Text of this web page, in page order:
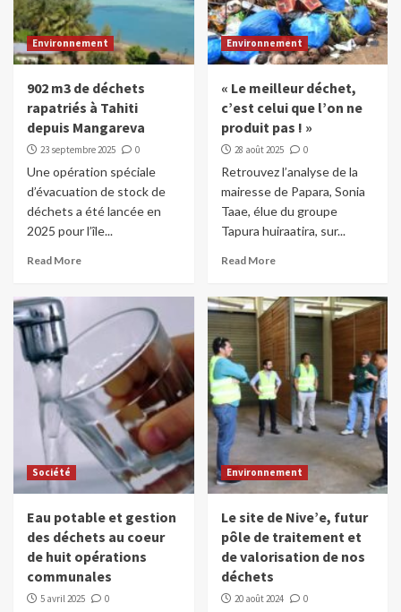
Environnement
902 m3 de déchets
rapatriés à Tahiti
depuis Mangareva
23 septembre 2025 0
Une opération spéciale
d’évacuation de stock de
déchets a été lancée en
2025 pour l’île...
Read More
Environnement
« Le meilleur déchet,
c’est celui que l’on ne
produit pas ! »
28 août 2025 0
Retrouvez l’analyse de la
mairesse de Papara, Sonia
Taae, élue du groupe
Tapura huiraatira, sur...
Read More
Société
Eau potable et gestion
des déchets au coeur
de huit opérations
communales
5 avril 2025 0
Environnement
Le site de Nive’e, futur
pôle de traitement et
de valorisation de nos
déchets
20 août 2024 0